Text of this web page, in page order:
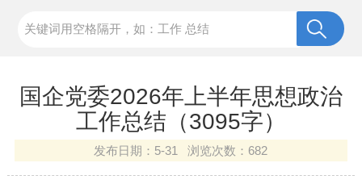
国企党委2026年上半年思想政治
工作总结（3095字）
发布日期： 5-31 浏览次数： 682